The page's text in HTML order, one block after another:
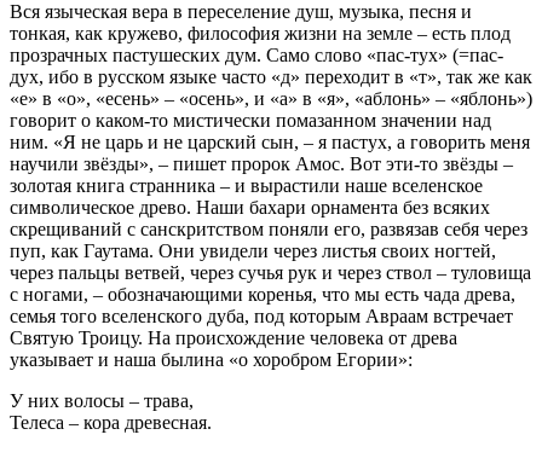
Вся языческая вера в переселение душ, музыка, песня и
тонкая, как кружево, философия жизни на земле – есть плод
прозрачных пастушеских дум. Само слово «пас-тух» (=пас-
дух, ибо в русском языке часто «д» переходит в «т», так же как
«е» в «о», «есень» – «осень», и «а» в «я», «аблонь» – «яблонь»)
говорит о каком-то мистически помазанном значении над
ним. «Я не царь и не царский сын, – я пастух, а говорить меня
научили звёзды», – пишет пророк Амос. Вот эти-то звёзды –
золотая книга странника – и вырастили наше вселенское
символическое древо. Наши бахари орнамента без всяких
скрещиваний с санскритством поняли его, развязав себя через
пуп, как Гаутама. Они увидели через листья своих ногтей,
через пальцы ветвей, через сучья рук и через ствол – туловища
с ногами, – обозначающими коренья, что мы есть чада древа,
семья того вселенского дуба, под которым Авраам встречает
Святую Троицу. На происхождение человека от древа
указывает и наша былина «о хоробром Егории»:
У них волосы – трава,
Телеса – кора древесная.